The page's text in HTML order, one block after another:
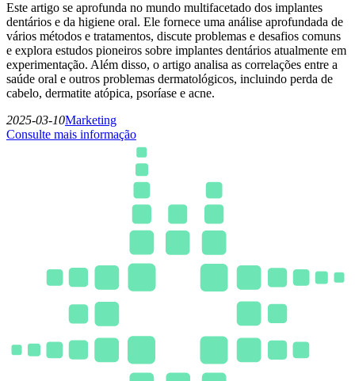
Este artigo se aprofunda no mundo multifacetado dos implantes
dentários e da higiene oral. Ele fornece uma análise aprofundada de
vários métodos e tratamentos, discute problemas e desafios comuns
e explora estudos pioneiros sobre implantes dentários atualmente em
experimentação. Além disso, o artigo analisa as correlações entre a
saúde oral e outros problemas dermatológicos, incluindo perda de
cabelo, dermatite atópica, psoríase e acne.
2025-03-10Marketing
Consulte mais informação